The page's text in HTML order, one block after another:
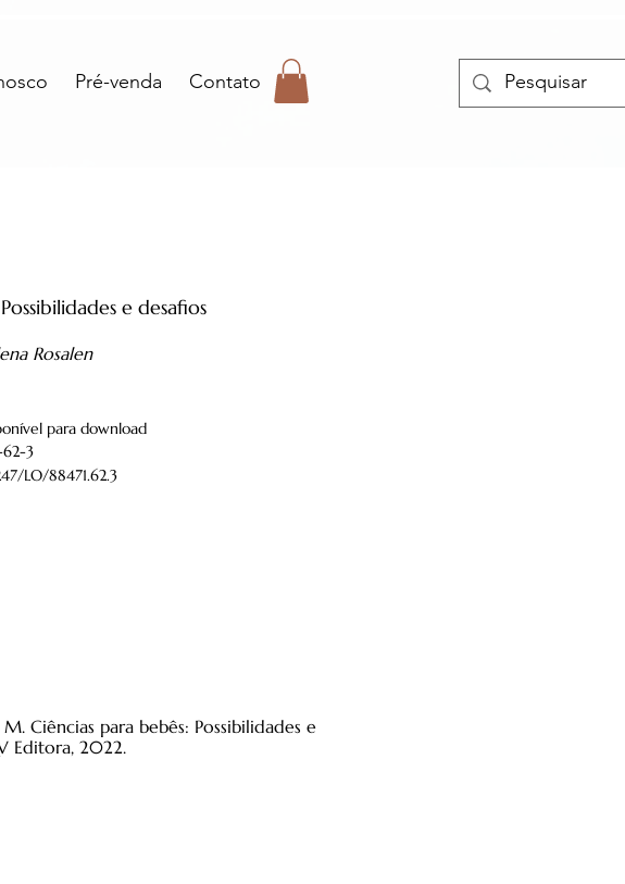
Pré-venda Contato
e desafios
Rosalen
para download
3
LO/88471.62.3
M. Ciências para bebês: Possibilidades e
Editora, 2022.